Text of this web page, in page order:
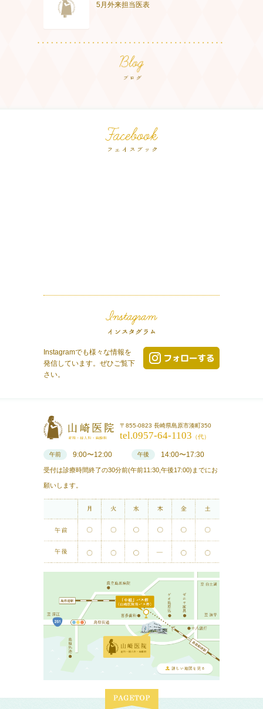
5月外来担当医表
Instagramでも様々な情報を
発信しています。ぜひご覧下
さい。
〒855-0823 長崎県島原市湊町350
tel.0957-64-1103 （代）
午前 9:00〜12:00 午後 14:00〜17:30
受付は診療時間終了の30分前(午前11:30,午後17:00)までにお
願いします。